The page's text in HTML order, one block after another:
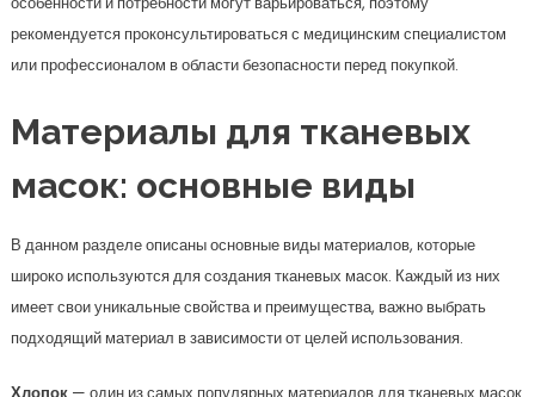
рекомендуется проконсультироваться с медицинским специалистом
или профессионалом в области безопасности перед покупкой.
Материалы для тканевых
масок: основные виды
В данном разделе описаны основные виды материалов, которые
широко используются для создания тканевых масок. Каждый из них
имеет свои уникальные свойства и преимущества, важно выбрать
подходящий материал в зависимости от целей использования.